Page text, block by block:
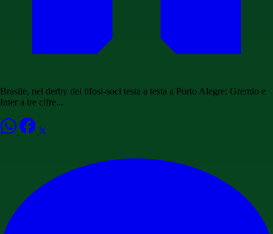
Brasile, nel derby dei tifosi-soci testa a testa a Porto Alegre: Gremio e
Inter a tre cifre...